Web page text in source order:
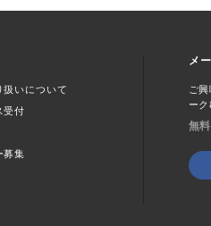
いについて
受付
募集
メ
ご
ー
無